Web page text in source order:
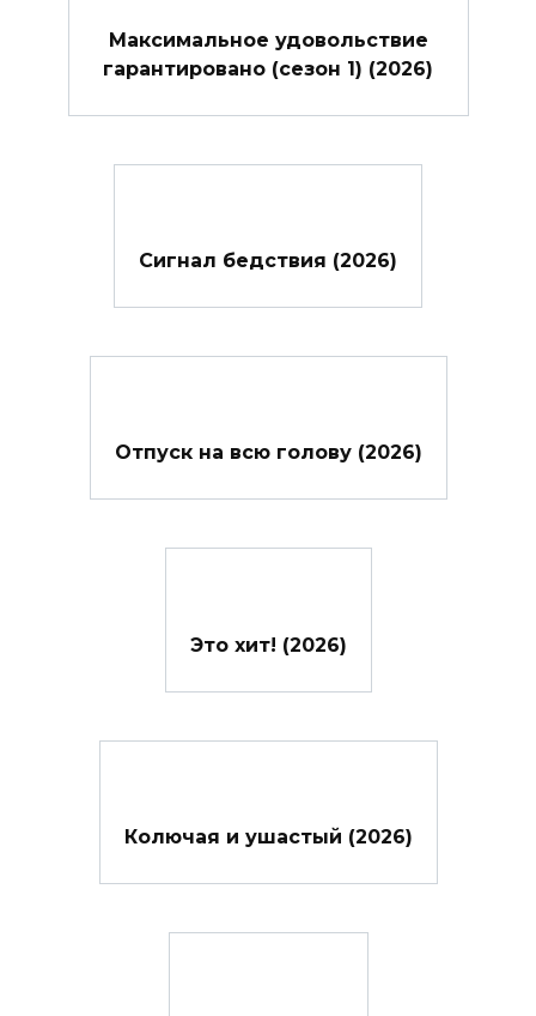
Максимальное удовольствие
гарантировано (сезон 1) (2026)
Сигнал бедствия (2026)
Отпуск на всю голову (2026)
Это хит! (2026)
Колючая и ушастый (2026)